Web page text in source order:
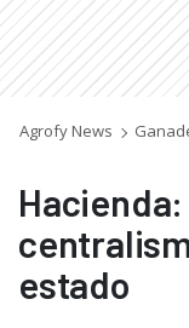
Agrofy News
Hacienda:
estado